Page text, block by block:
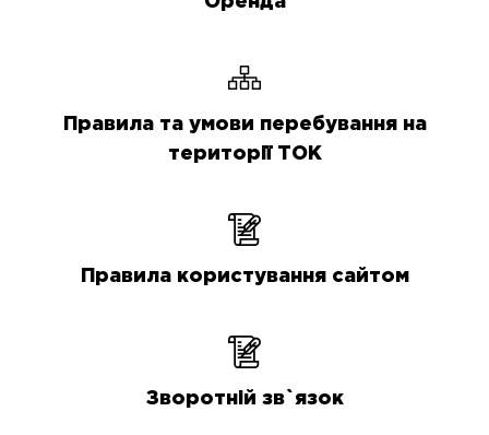
Правила та умови перебування на
території ТОК
Правила користування сайтом
Зворотній зв`язок